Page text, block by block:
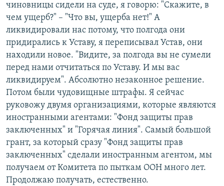
чиновницы сидели на суде, я говорю: "Скажите, в
чем ущерб?" – "Что вы, ущерба нет!" А
ликвидировали нас потому, что полгода они
придирались к Уставу, я переписывал Устав, они
находили новое. "Видите, за полгода вы не сумели
перед нами отчитаться по Уставу. И мы вас
ликвидируем". Абсолютно незаконное решение.
Потом были чудовищные штрафы. Я сейчас
руковожу двумя организациями, которые являются
иностранными агентами: "Фонд защиты прав
заключенных" и "Горячая линия". Самый большой
грант, за который сразу "Фонд защиты прав
заключенных" сделали иностранным агентом, мы
получаем от Комитета по пыткам ООН много лет.
Продолжаю получать, естественно.